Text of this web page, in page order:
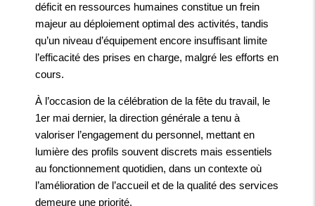
déficit en ressources humaines constitue un frein
majeur au déploiement optimal des activités, tandis
qu’un niveau d’équipement encore insuffisant limite
l’efficacité des prises en charge, malgré les efforts en
cours.
À l’occasion de la célébration de la fête du travail, le
1er mai dernier, la direction générale a tenu à
valoriser l’engagement du personnel, mettant en
lumière des profils souvent discrets mais essentiels
au fonctionnement quotidien, dans un contexte où
l’amélioration de l’accueil et de la qualité des services
demeure une priorité.